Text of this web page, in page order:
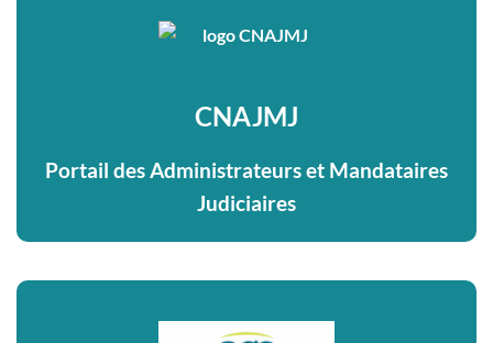
CNAJMJ
Portail des Administrateurs et Mandataires
Judiciaires